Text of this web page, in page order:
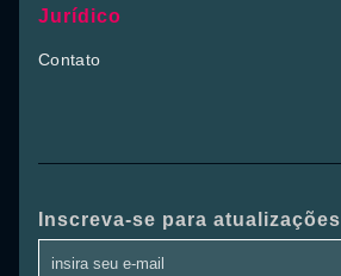
Jurídico
Contato
Inscreva-se para atualizações